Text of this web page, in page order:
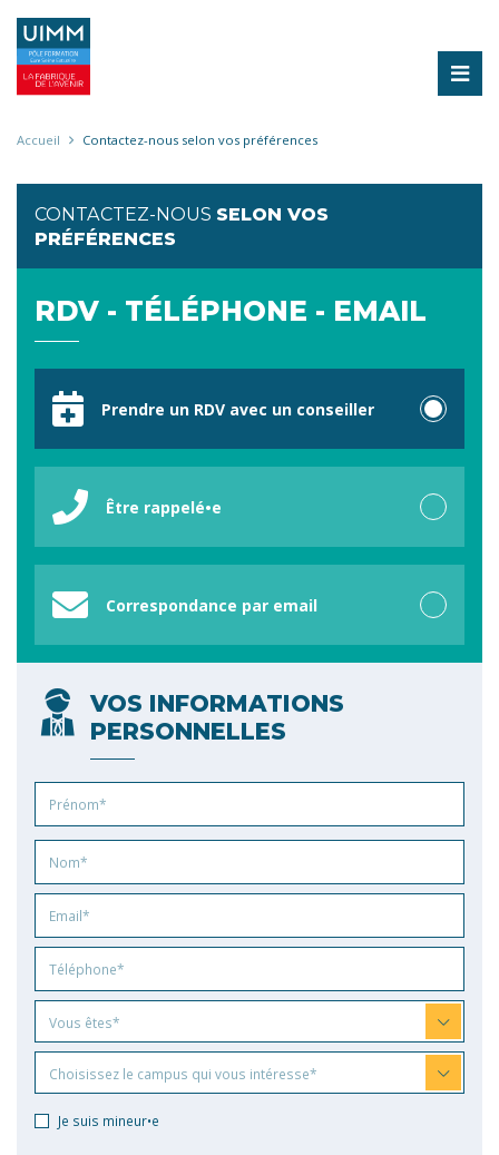
contenu
principal
Fil
Accueil Contactez-nous selon vos préférences
CONTACTEZ-NOUS SELON VOS
PRÉFÉRENCES
RDV - TÉLÉPHONE - EMAIL
préférencePrendre un RDV avec un conseiller
Être rappelé•e
Correspondance par email
VOS INFORMATIONS
PERSONNELLES
êtes
Vous êtes*
qui
Choisissez le campus qui vous intéresse*
Je suis mineur•e